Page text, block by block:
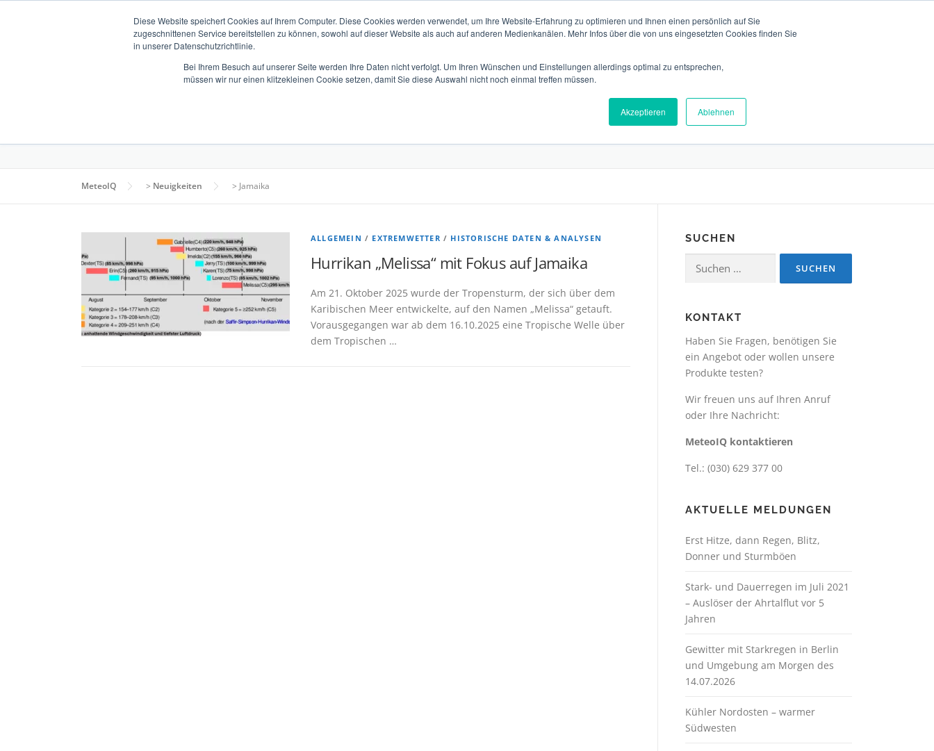
Diese Website speichert Cookies auf Ihrem Computer. Diese Cookies werden verwendet, um Ihre Website-Erfahrung zu optimieren und Ihnen einen persönlich auf Sie
zugeschnittenen Service bereitstellen zu können, sowohl auf dieser Website als auch auf anderen Medienkanälen. Mehr Infos über die von uns eingesetzten Cookies finden Sie
in unserer Datenschutzrichtlinie.
Bei Ihrem Besuch auf unserer Seite werden Ihre Daten nicht verfolgt. Um Ihren Wünschen und Einstellungen allerdings optimal zu entsprechen,
müssen wir nur einen klitzekleinen Cookie setzen, damit Sie diese Auswahl nicht noch einmal treffen müssen.
Akzeptieren Ablehnen
ÜBER UNS VERSICHERUNGEN VERIFIKATION TECHNOLGIE
MeteoIQ > Neuigkeiten > Jamaika
ALLGEMEIN / EXTREMWETTER / HISTORISCHE DATEN & ANALYSEN
Hurrikan „Melissa“ mit Fokus auf Jamaika
Am 21. Oktober 2025 wurde der Tropensturm, der sich über dem
Karibischen Meer entwickelte, auf den Namen „Melissa“ getauft.
Vorausgegangen war ab dem 16.10.2025 eine Tropische Welle über
dem Tropischen …
SUCHEN
Suchen
nach:
KONTAKT
Haben Sie Fragen, benötigen Sie
ein Angebot oder wollen unsere
Produkte testen?
Wir freuen uns auf Ihren Anruf
oder Ihre Nachricht:
MeteoIQ kontaktieren
Tel.: (030) 629 377 00
AKTUELLE MELDUNGEN
Erst Hitze, dann Regen, Blitz,
Donner und Sturmböen
Stark- und Dauerregen im Juli 2021
– Auslöser der Ahrtalflut vor 5
Jahren
Gewitter mit Starkregen in Berlin
und Umgebung am Morgen des
14.07.2026
Kühler Nordosten – warmer
Südwesten